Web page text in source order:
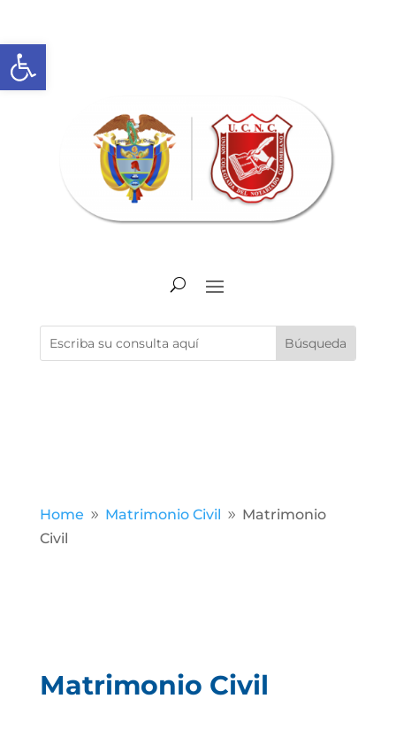
Abrir barra de herramientas
Home 9 Matrimonio Civil 9 Matrimonio
Civil
Matrimonio Civil